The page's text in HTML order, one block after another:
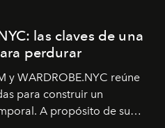
las claves de una
perdurar
y WARDROBE.NYC reúne
para construir un
A propósito de su